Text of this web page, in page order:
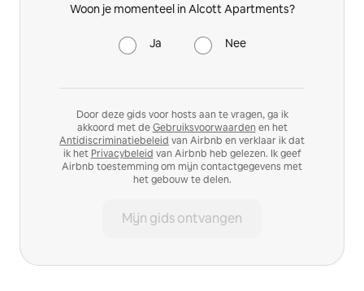
Woon je momenteel in Alcott Apartments?
Ja Nee
Door deze gids voor hosts aan te vragen, ga ik
akkoord met deGebruiksvoorwaarden en het
Antidiscriminatiebeleid van Airbnb en verklaar ik dat
ik het Privacybeleid van Airbnb heb gelezen. Ik geef
Airbnb toestemming om mijn contactgegevens met
het gebouw te delen.
Mijn gids ontvangen